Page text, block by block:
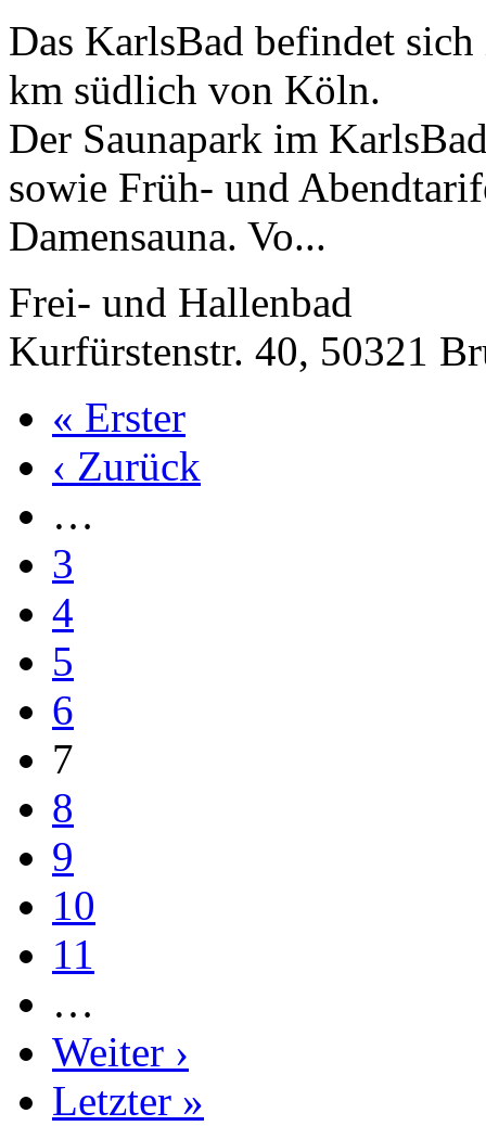
Das KarlsBad befindet
km südlich von Köln.
Der Saunapark im
sowie Früh- und
Damensauna. Vo...
Frei- und Hallenbad
Kurfürstenstr. 40, 50321
« Erster
‹ Zurück
…
3
4
5
6
7
8
9
10
11
…
Weiter ›
Letzter »